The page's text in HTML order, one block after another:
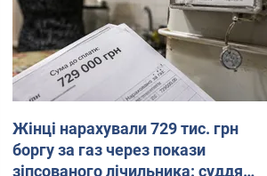
Жінці нарахували 729 тис. грн
боргу за газ через покази
зіпсованого лічильника: суддя